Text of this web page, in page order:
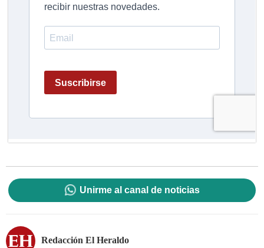
Unirme al canal de noticias
Redacción El Heraldo